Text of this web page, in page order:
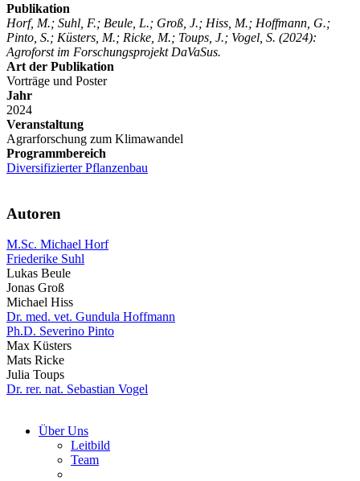
Publikation
Horf, M.; Suhl, F.; Beule, L.; Groß, J.; Hiss, M.; Hoffmann, G.;
Pinto, S.; Küsters, M.; Ricke, M.; Toups, J.; Vogel, S. (2024):
Agroforst im Forschungsprojekt DaVaSus.
Art der Publikation
Vorträge und Poster
Jahr
2024
Veranstaltung
Agrarforschung zum Klimawandel
Programmbereich
Diversifizierter Pflanzenbau
Autoren
M.Sc. Michael Horf
Friederike Suhl
Lukas Beule
Jonas Groß
Michael Hiss
Dr. med. vet. Gundula Hoffmann
Ph.D. Severino Pinto
Max Küsters
Mats Ricke
Julia Toups
Dr. rer. nat. Sebastian Vogel
Über Uns
Leitbild
Team